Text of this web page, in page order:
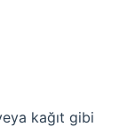
kağıt gibi